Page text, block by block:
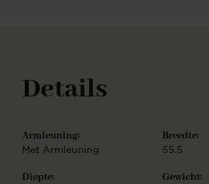
Details
Armleuning:
Met Armleuning
Breedte:
55.5
Diepte: Gewicht: